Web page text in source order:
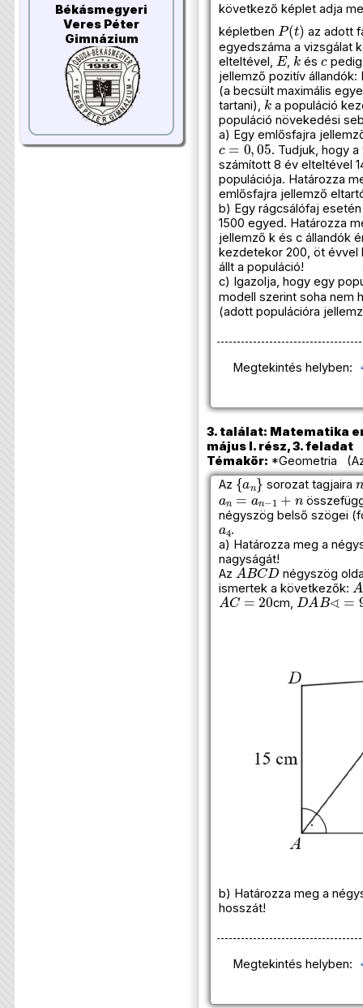
Békásmegyeri
Veres Péter
Gimnázium
következő képlet adja
képletben
P(t )
az adott
egyedszáma a vizsgálat
elteltével,
E
,
k
és
c
pedig
jellemző pozitív
(a becsült maximális
tartani),
k
a populáció
populáció növekedési
a) Egy emlősfajra
c=0,05
. Tudjuk, hogy
számított 8 év elteltével
populációja. Határozza
emlősfajra jellemző
b) Egy rágcsálófaj
1500 egyed. Határozza
jellemző k és c állandók
kezdetekor 200, öt
állt a populáció!
c) Igazolja, hogy egy
modell szerint soha nem
(adott populációra
Megtekintés helyben:
3. találat: Matematika
május I. rész, 3. feladat
Témakör: *Geometria
Az
{an}
sorozat tagjaira
n
an =an−1+n
négyszög belső szögei
a4
.
a) Határozza meg a
nagyságát!
Az
ABCD
négyszög
ismertek a következők:
A
AC=20
cm,
DAB∢=
b) Határozza meg a
hosszát!
Megtekintés helyben: